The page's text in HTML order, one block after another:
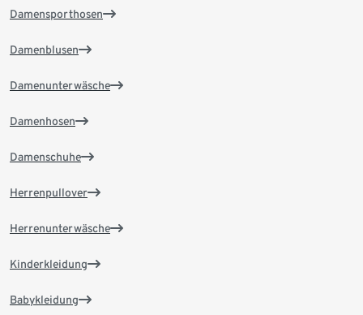
Damensporthosen
Damenblusen
Damenunterwäsche
Damenhosen
Damenschuhe
Herrenpullover
Herrenunterwäsche
Kinderkleidung
Babykleidung